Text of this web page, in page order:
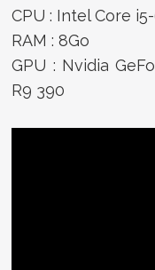
CPU : Intel Core
RAM : 8Go
GPU : Nvidia
R9 390